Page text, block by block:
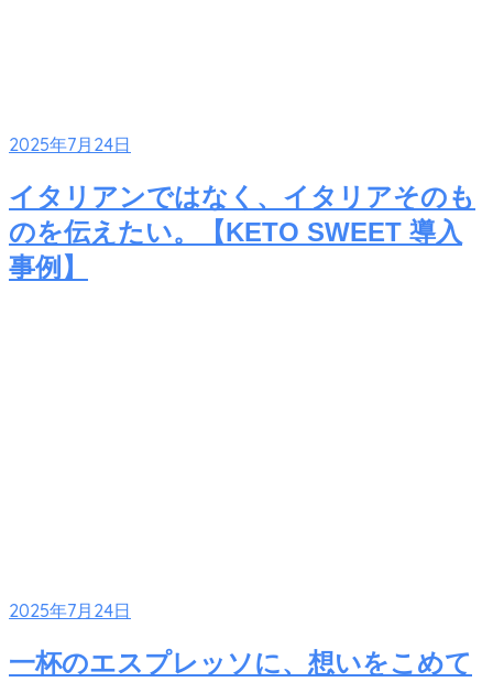
2025年7月24日
イタリアンではなく、イタリアそのも
のを伝えたい。【KETO SWEET 導入
事例】
2025年7月24日
一杯のエスプレッソに、想いをこめて